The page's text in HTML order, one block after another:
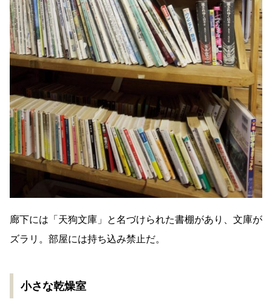
廊下には「天狗文庫」と名づけられた書棚があり、文庫が
ズラリ。部屋には持ち込み禁止だ。
小さな乾燥室